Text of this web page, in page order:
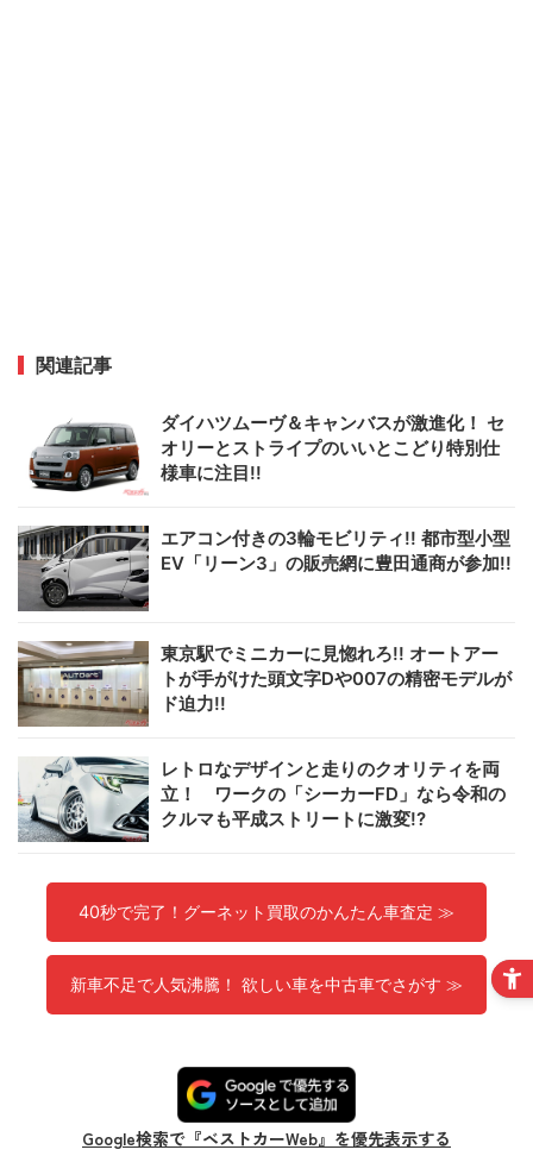
関連記事
ダイハツムーヴ＆キャンバスが激進化！ セ
オリーとストライプのいいとこどり特別仕
様車に注目!!
エアコン付きの3輪モビリティ!! 都市型小型
EV「リーン3」の販売網に豊田通商が参加!!
東京駅でミニカーに見惚れろ!! オートアー
トが手がけた頭文字Dや007の精密モデルが
ド迫力!!
レトロなデザインと走りのクオリティを両
立！ ワークの「シーカーFD」なら令和の
クルマも平成ストリートに激変!?
40秒で完了！グーネット買取のかんたん車査定 ≫
新車不足で人気沸騰！ 欲しい車を中古車でさがす ≫
Google検索で『ベストカーWeb』を優先表示する